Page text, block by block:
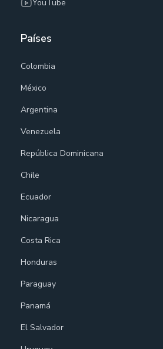
YouTube
Países
Colombia
México
Argentina
Venezuela
República Dominicana
Chile
Ecuador
Nicaragua
Costa Rica
Honduras
Paraguay
Panamá
El Salvador